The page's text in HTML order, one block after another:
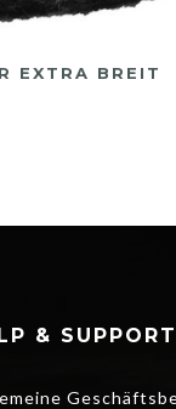
EXTRA BREIT
& SUPPORT